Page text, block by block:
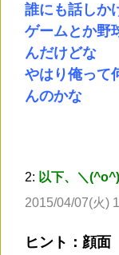
誰にも話しか
ゲームとか野
んだけどな
やはり俺って
んのかな
2: 以下、＼
2015/04/07(火)
ヒント：顔面